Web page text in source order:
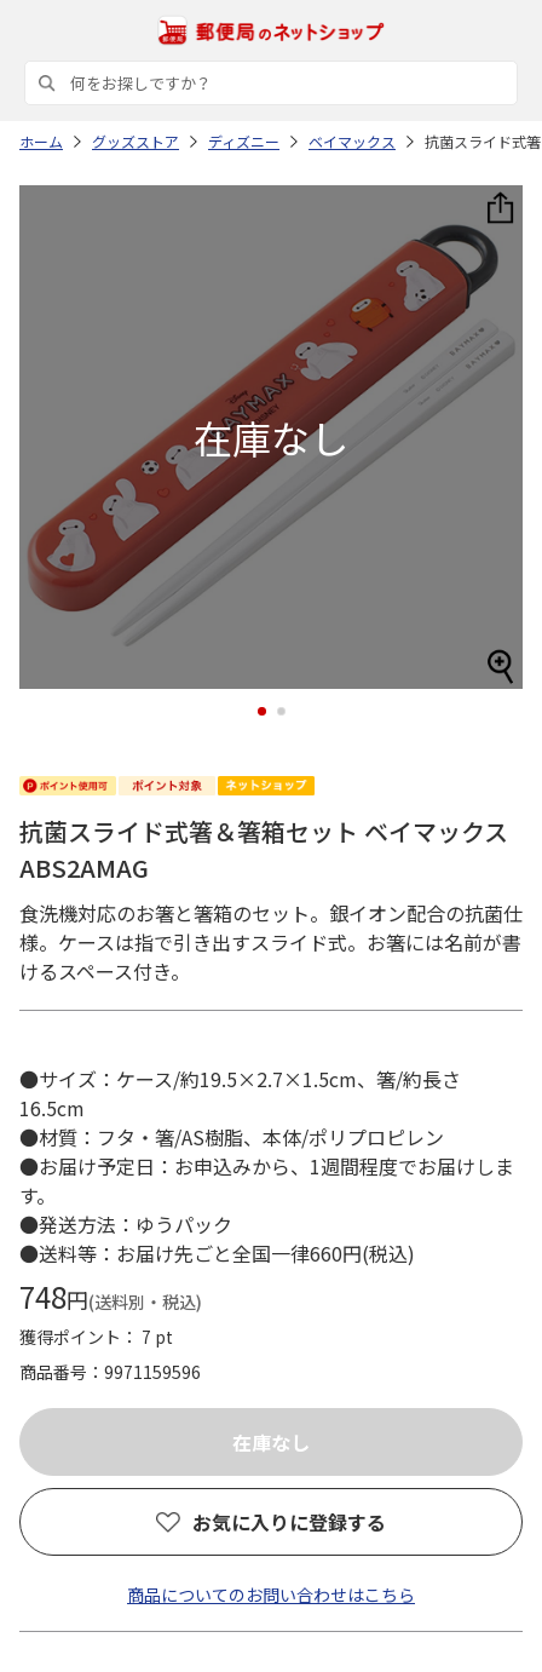
ホーム グッズストア ディズニー ベイマックス 抗菌スライド式
1 2
抗菌スライド式箸＆箸箱セット ベイマックス
ABS2AMAG
食洗機対応のお箸と箸箱のセット。銀イオン配合の抗菌仕
様。ケースは指で引き出すスライド式。お箸には名前が書
けるスペース付き。
●サイズ：ケース/約19.5×2.7×1.5cm、箸/約長さ
16.5cm
●材質：フタ・箸/AS樹脂、本体/ポリプロピレン
●お届け予定日：お申込みから、1週間程度でお届けしま
す。
●発送方法：ゆうパック
●送料等：お届け先ごと全国一律660円(税込)
748円(送料別・税込)
獲得ポイント： 7 pt
商品番号
9971159596
お気に入りに登録する
商品についてのお問い合わせはこちら